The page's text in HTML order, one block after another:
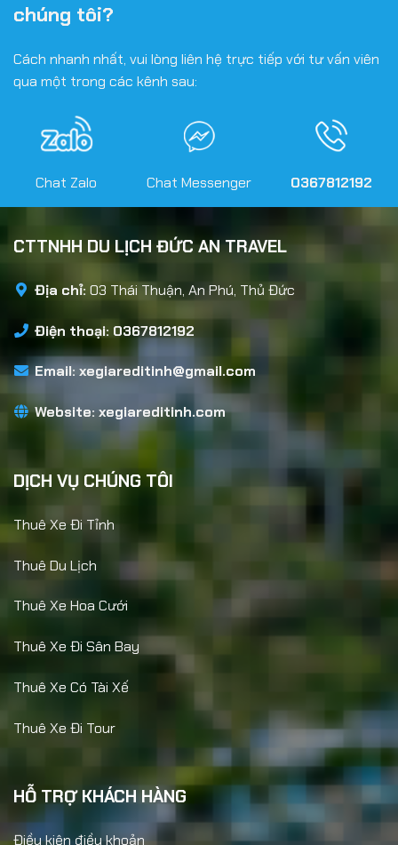
chúng tôi?
Cách nhanh nhất, vui lòng liên hệ trực tiếp với tư vấn viên
qua một trong các kênh sau:
Chat Zalo Chat Messenger 0367812192
CTTNHH DU LỊCH ĐỨC AN TRAVEL
Địa chỉ: 03 Thái Thuận, An Phú, Thủ Đức
Điện thoại: 0367812192
Email: xegiareditinh@gmail.com
Website: xegiareditinh.com
DỊCH VỤ CHÚNG TÔI
Thuê Xe Đi Tỉnh
Thuê Du Lịch
Thuê Xe Hoa Cưới
Thuê Xe Đi Sân Bay
Thuê Xe Có Tài Xế
Thuê Xe Đi Tour
HỖ TRỢ KHÁCH HÀNG
Điều kiện điều khoản